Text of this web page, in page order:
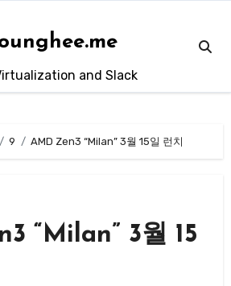
and Slack
9 AMD Zen3 “Milan” 3월 15일 런치
“Milan” 3월 15